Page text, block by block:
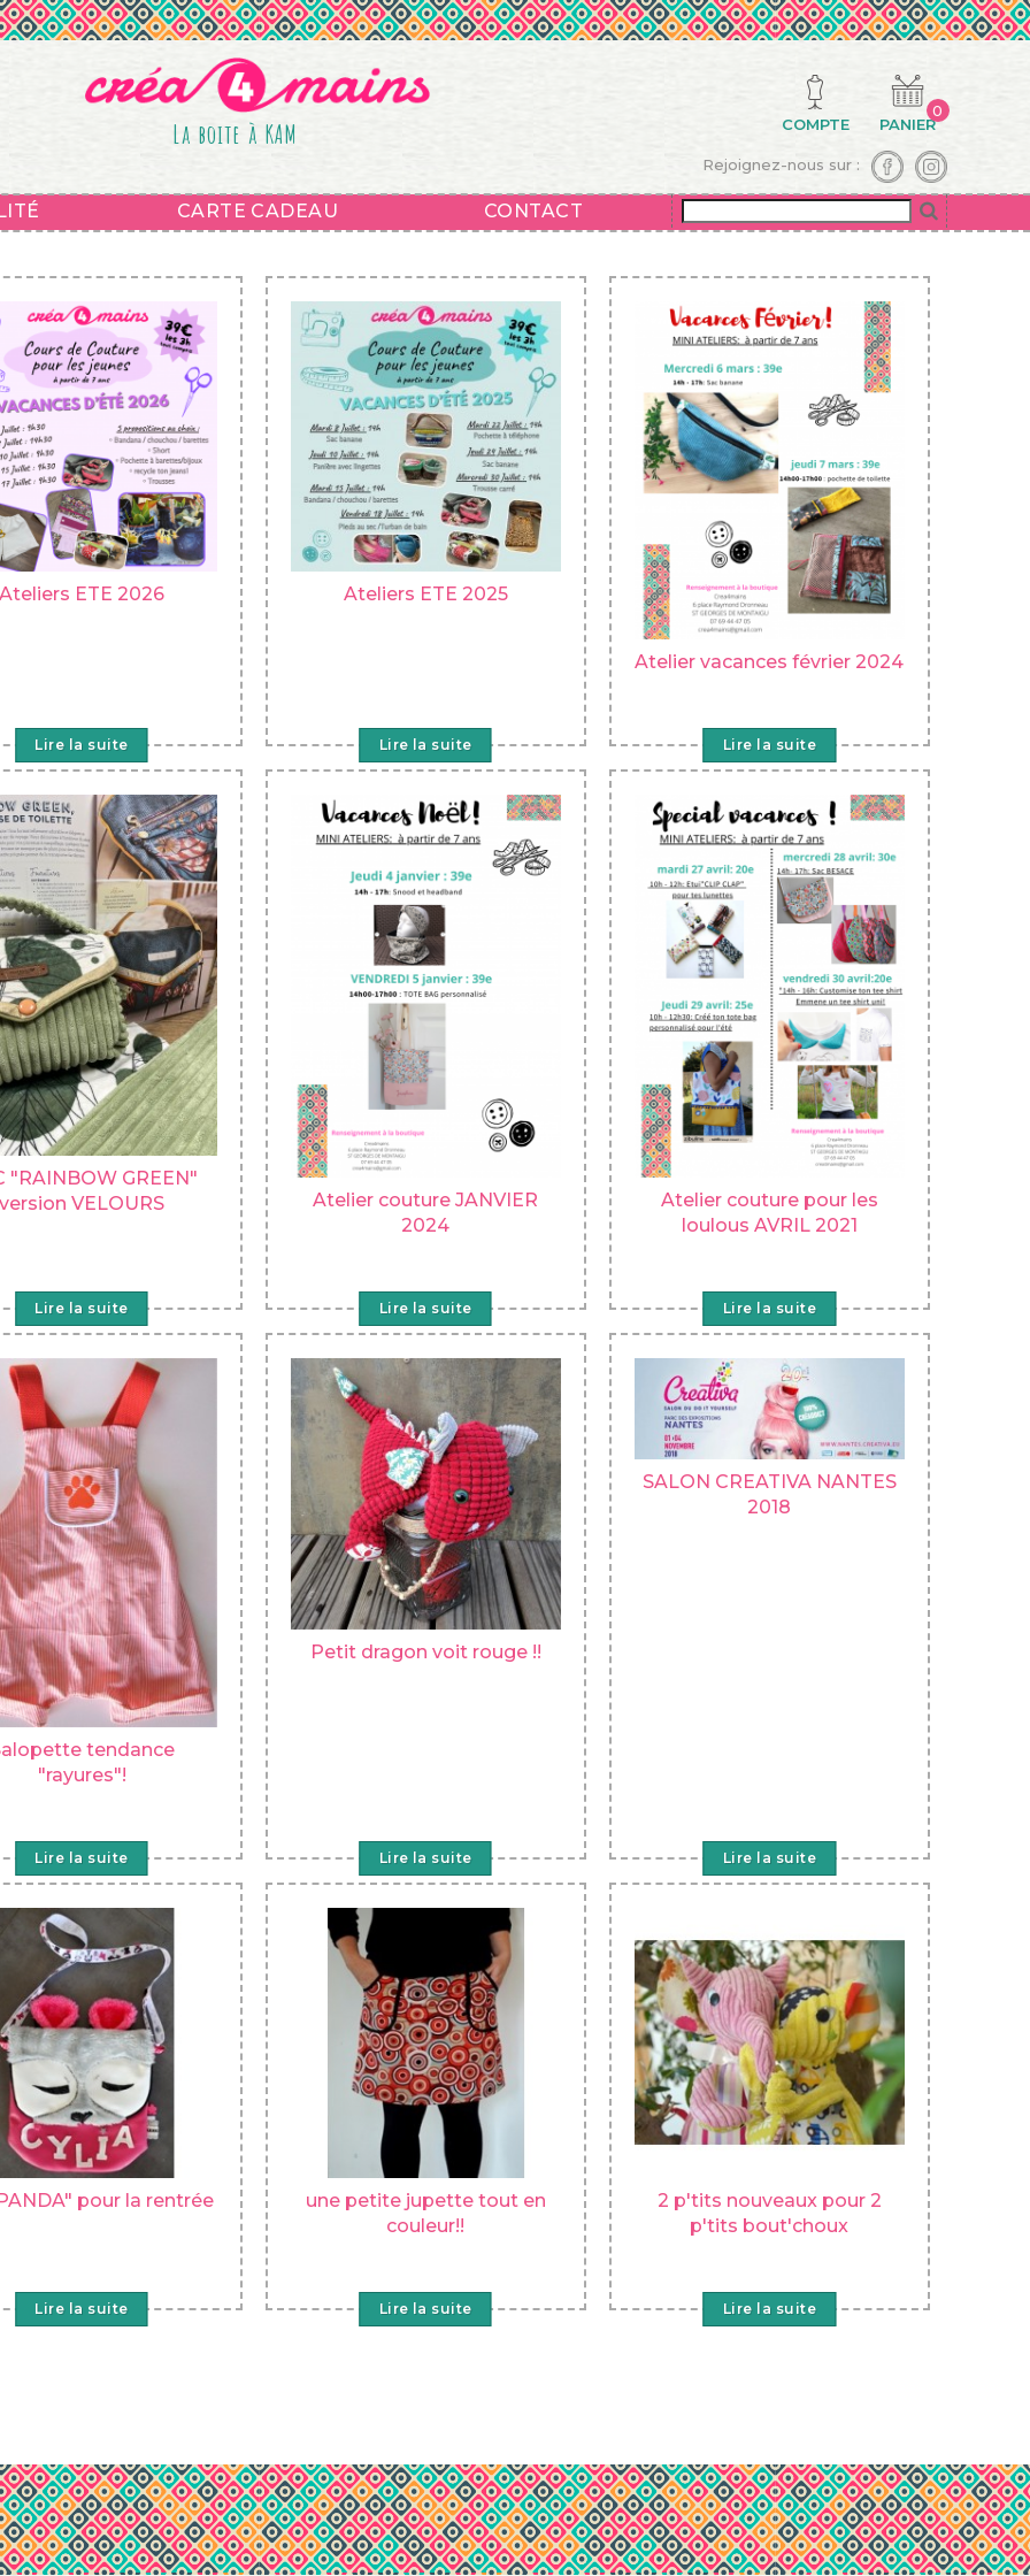
La boite à KAM PANIER
0
COMPTE
Rejoignez-nous sur :
CARTE CADEAU CONTACT
Ateliers ETE 2026
Lire la suite
Ateliers ETE 2025
Lire la suite
Atelier vacances février 2024
Lire la suite
"RAINBOW GREEN"
version VELOURS
Lire la suite
Atelier couture JANVIER
2024
Lire la suite
Atelier couture pour les
loulous AVRIL 2021
Lire la suite
tendance
"rayures"!
Lire la suite
Petit dragon voit rouge !!
Lire la suite
SALON CREATIVA NANTES
2018
Lire la suite
pour la rentrée
Lire la suite
une petite jupette tout en
couleur!!
Lire la suite
2 p'tits nouveaux pour 2
p'tits bout'choux
Lire la suite